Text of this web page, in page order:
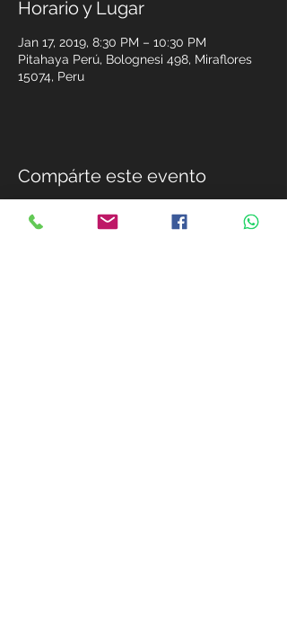
Horario y Lugar
Jan 17, 2019, 8:30 PM – 10:30 PM
Pitahaya Perú, Bolognesi 498, Miraflores
15074, Peru
Compárte este evento